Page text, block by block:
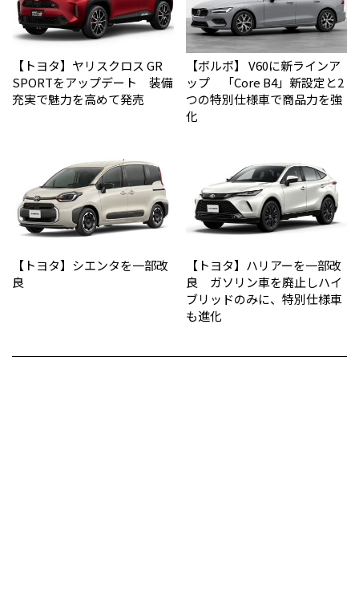
【トヨタ】ヤリスクロス GR
SPORTをアップデート 装備
充実で魅力を高めて発売
【ボルボ】 V60に新ラインア
ップ 「Core B4」新設定と2
つの特別仕様車で商品力を強
化
【トヨタ】シエンタを一部改
良
【トヨタ】ハリアーを一部改
良 ガソリン車を廃止しハイ
ブリッドのみに、特別仕様車
も進化